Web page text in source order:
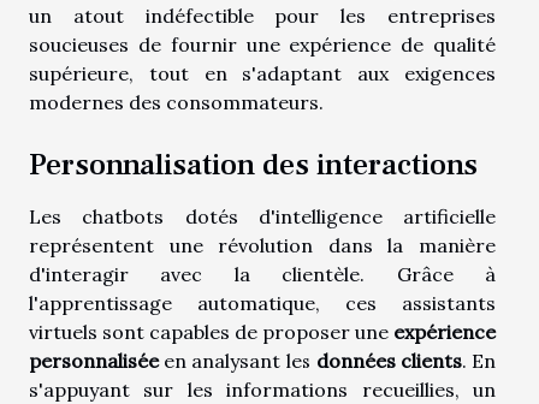
un atout indéfectible pour les entreprises
soucieuses de fournir une expérience de qualité
supérieure, tout en s'adaptant aux exigences
modernes des consommateurs.
Personnalisation des interactions
Les chatbots dotés d'intelligence artificielle
représentent une révolution dans la manière
d'interagir avec la clientèle. Grâce à
l'apprentissage automatique, ces assistants
virtuels sont capables de proposer une expérience
personnaliséeen analysant les données clients. En
s'appuyant sur les informations recueillies, un